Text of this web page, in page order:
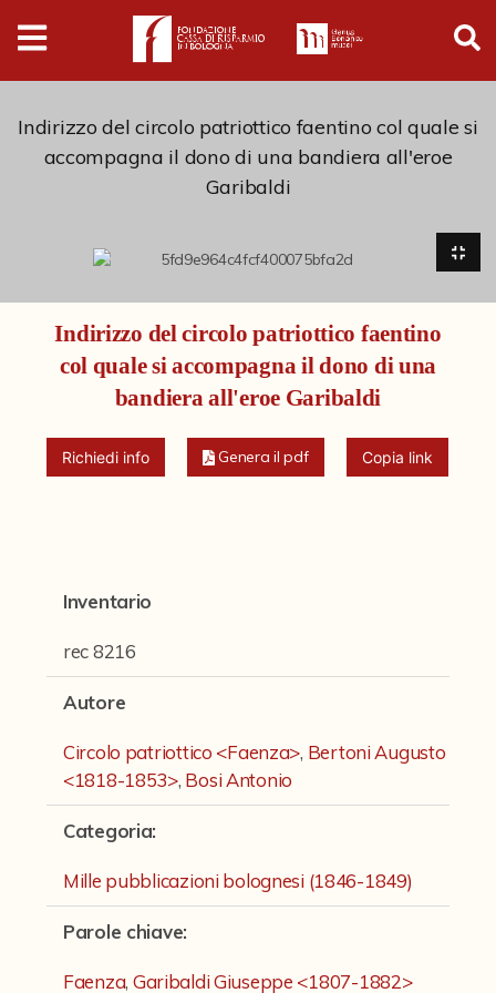
Digital
Humanities
Donazioni
Collezioni
Arti Applicate
Cataloghi storici
Disegni
Collezione Brighetti
Fondo doc. Cinti
Fondo Puntoni
Fondo Alfredo Testoni
Fondi Fotografici
Fotografia e Nuovi Media
Manoscritti
Indirizzo del circolo patriottico faentino col quale si
accompagna il dono di una bandiera all'eroe
Garibaldi
Indirizzo del circolo patriottico faentino
col quale si accompagna il dono di una
bandiera all'eroe Garibaldi
Richiedi info Genera il pdf Copia link
Inventario
rec 8216
Autore
Circolo patriottico <Faenza>, Bertoni Augusto
<1818-1853>, Bosi Antonio
Categoria:
Mille pubblicazioni bolognesi (1846-1849)
Parole chiave:
Faenza, Garibaldi Giuseppe <1807-1882>